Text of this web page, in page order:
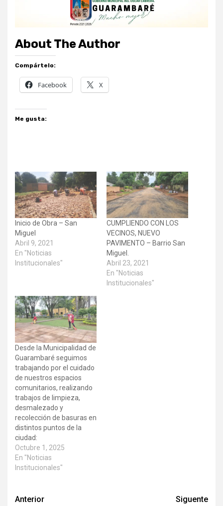
About The Author
Compártelo:
Facebook X
Me gusta:
Inicio de Obra – San
Miguel
Abril 9, 2021
En "Noticias
Institucionales"
CUMPLIENDO CON LOS
VECINOS, NUEVO
PAVIMENTO – Barrio San
Miguel.
Abril 23, 2021
En "Noticias
Institucionales"
Desde la Municipalidad de
Guarambaré seguimos
trabajando por el cuidado
de nuestros espacios
comunitarios, realizando
trabajos de limpieza,
desmalezado y
recolección de basuras en
distintos puntos de la
ciudad:
Octubre 1, 2025
En "Noticias
Institucionales"
Anterior
Siguente